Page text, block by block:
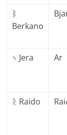
ᛒ
Berkano
ᛃ Jera
Ar
ᚱ Raido